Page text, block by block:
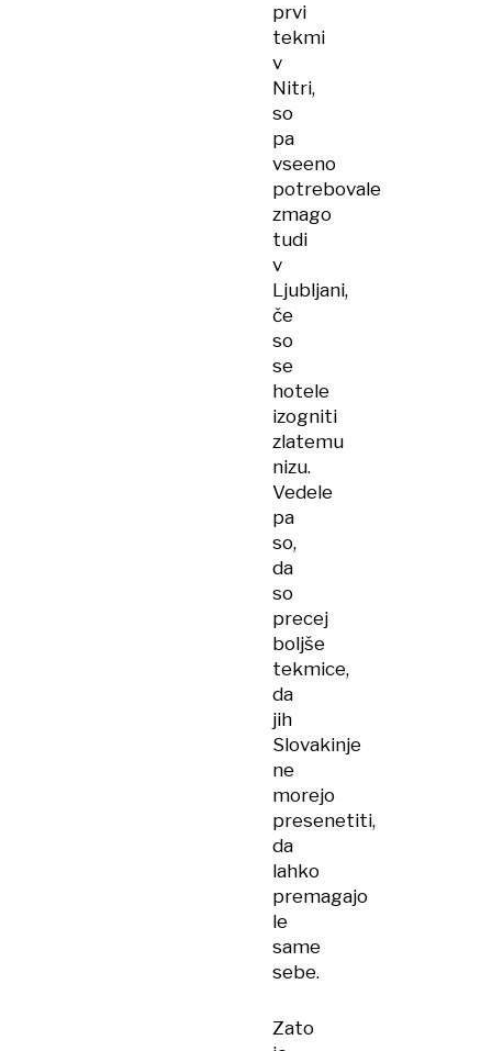
prvi
tekmi
v
Nitri,
so
pa
vseeno
potrebovale
zmago
tudi
v
Ljubljani,
če
so
se
hotele
izogniti
zlatemu
nizu.
Vedele
pa
so,
da
so
precej
boljše
tekmice,
da
jih
Slovakinje
ne
morejo
presenetiti,
da
lahko
premagajo
le
same
sebe.
Zato